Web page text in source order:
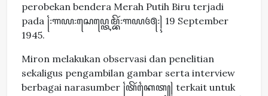
perobekan bendera Merah Putih Biru terjadi
pada ꧌꧇꧑꧙꧇ꦱꦺꦥ꧀ꦠꦺꦩ꧀ꦧꦼꦂ꧇꧑꧙꧔꧕꧇꧍ 19 September
1945.
Miron melakukan observasi dan penelitian
sekaligus pengambilan gambar serta interview
berbagai narasumber ꧌ꦠꦼꦂꦏꦻꦠ꧀꧍ terkait untuk